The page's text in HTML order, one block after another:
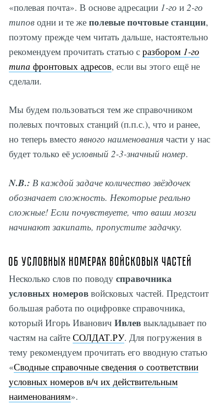
«полевая почта». В основе адресации 1-го и 2-го
типоводни и те же полевые почтовые станции,
поэтому прежде чем читать дальше, настоятельно
рекомендуем прочитать статью с разбором 1-го
типа фронтовых адресов, если вы этого ещё не
сделали.
Мы будем пользоваться тем же справочником
полевых почтовых станций (п.п.с.), что и ранее,
но теперь вместоявного наименования части у нас
будет только её условный 2-3-значный номер.
N.B.: В каждой задаче количество звёздочек
обозначает сложность. Некоторые реально
сложные! Если почувствуете, что ваши мозги
начинают закипать, пропустите задачку.
Об условных номерах войсковых частей
Несколько слов по поводу справочника
условных номероввойсковых частей. Предстоит
большая работа по оцифровке справочника,
который Игорь Иванович Ивлев выкладывает по
частям на сайте СОЛДАТ.РУ. Для погружения в
тему рекомендуем прочитать его вводную статью
«Сводные справочные сведения о соответствии
условных номеров в/ч их действительным
наименованиям».